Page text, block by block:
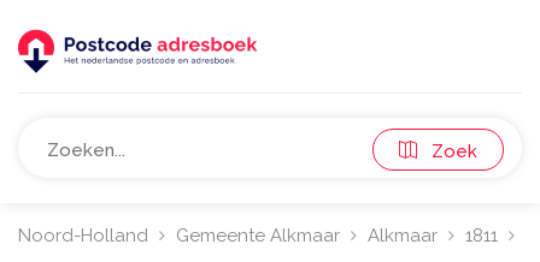
Zoek
Noord-Holland Gemeente Alkmaar Alkmaar 1811